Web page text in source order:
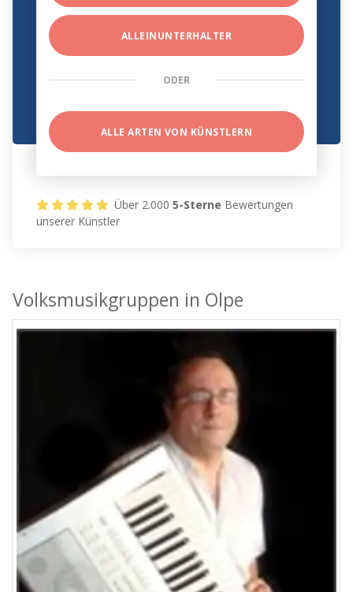
ALLEINUNTERHALTER
ODER
ALLE ARTEN VON KÜNSTLERN
Über 2.0005-Sterne Bewertungen
unserer Künstler
Volksmusikgruppen in Olpe